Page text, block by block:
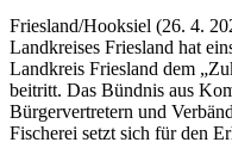
Friesland/Hooksiel (26. 4.
Landkreises Friesland hat
Landkreis Friesland dem
beitritt. Das Bündnis aus
Bürgervertretern und
Fischerei setzt sich für den